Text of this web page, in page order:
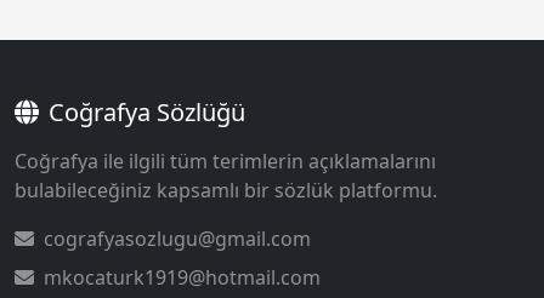
Coğrafya Sözlüğü
Coğrafya ile ilgili tüm terimlerin açıklamalarını
bulabileceğiniz kapsamlı bir sözlük platformu.
cografyasozlugu@gmail.com
mkocaturk1919@hotmail.com